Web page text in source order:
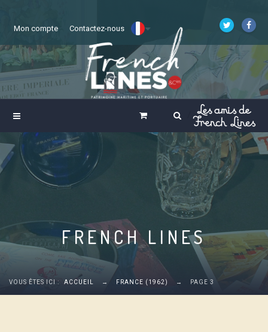
Mon compte Contactez-nous
FRENCH LINES
VOUS ÊTES ICI : ACCUEIL → FRANCE (1962) → PAGE 3